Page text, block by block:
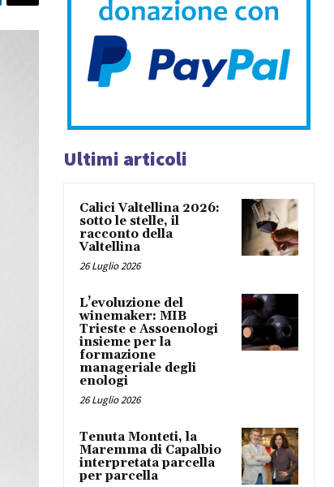
Ultimi articoli
Calici Valtellina 2026:
sotto le stelle, il
racconto della
Valtellina
26 Luglio 2026
L’evoluzione del
winemaker: MIB
Trieste e Assoenologi
insieme per la
formazione
manageriale degli
enologi
26 Luglio 2026
Tenuta Monteti, la
Maremma di Capalbio
interpretata parcella
per parcella